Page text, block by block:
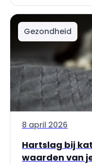
Gezondheid
8 april 2026
Hartslag bij
waarden van